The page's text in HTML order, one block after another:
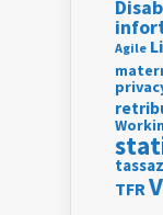
Agile
TFR